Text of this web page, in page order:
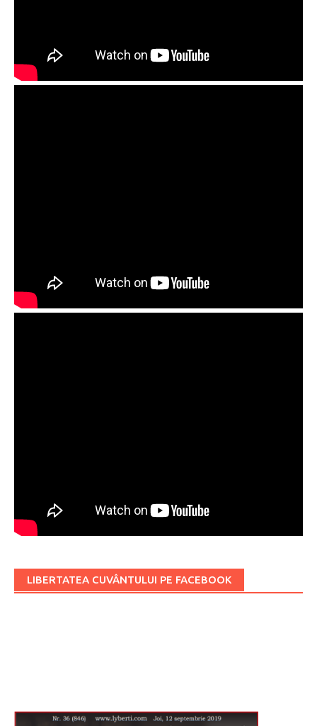
LIBERTATEA CUVÂNTULUI PE FACEBOOK